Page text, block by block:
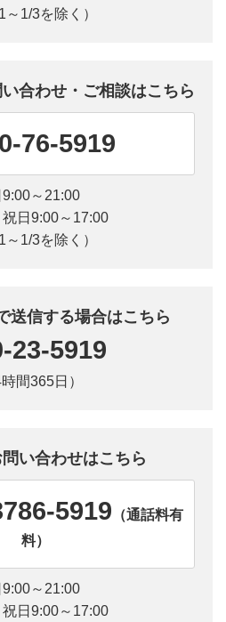
～1/3を除く）
合わせ・ご相談はこちら
76-5919
～21:00
日9:00～17:00
～1/3を除く）
送信する場合はこちら
23-5919
時間365日）
い合わせはこちら
5919 （通話料有
料）
～21:00
日9:00～17:00